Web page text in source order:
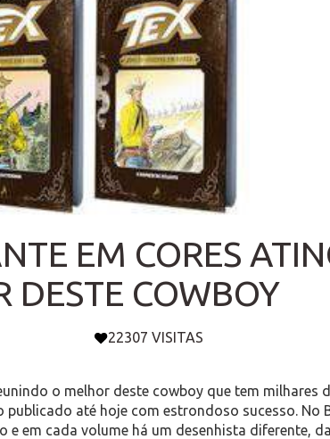
EM CORES
DESTE COWBOY
22307 VISITAS
o melhor deste cowboy que tem
até hoje com estrondoso sucesso. No
e em cada volume há um desenhista diferente,